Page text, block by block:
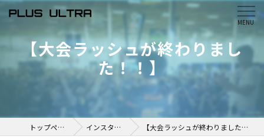
【大会ラッシュが終わりまし
た！！】
トップページ インスタ掲載 【大会ラッシュが終わりました！！】